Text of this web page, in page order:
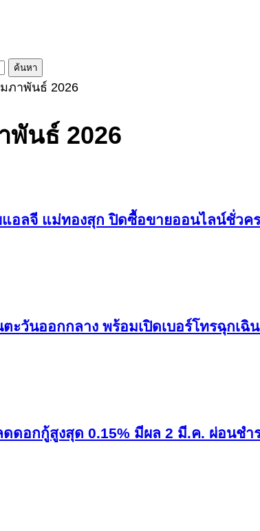
ภาพันธ์ 2026
พันธ์ 2026
อลจี แม่ทองสุก ปิดซื้อขายออนไลน์ชั่วค
ะวันออกกลาง พร้อมเปิดเบอร์โทรฉุกเฉิ
ดดอกกู้สูงสุด 0.15% มีผล 2 มี.ค. ผ่อนชำ